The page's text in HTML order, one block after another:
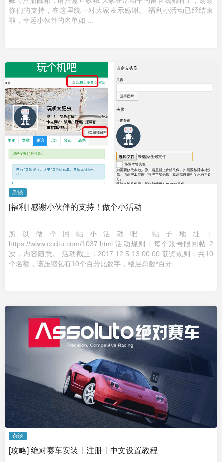
你们的支持，在这里统一对大家表示感谢。 福利小活动已经结束
啦，幸运小伙伴的名单如 ...
杂谈
[福利] 感谢小伙伴的支持！做个小活动
所以做个回帖小活动吧 帖子地址：
https://www.cccitu.com/1037.html 活动规则：每个账号限回帖 2
次，内容随意。 活动截止：2017.12.5 13:00:00 获奖规则：共10
个名额，该压缩包有10个百分比数字，楼层总数*百分 ...
杂谈
[攻略] 绝对赛车安装丨注册丨中文设置教程